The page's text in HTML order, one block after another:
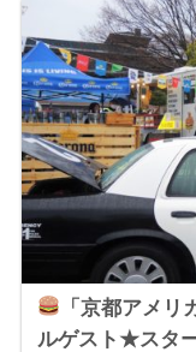
「京都アメ
ルゲスト★スタ